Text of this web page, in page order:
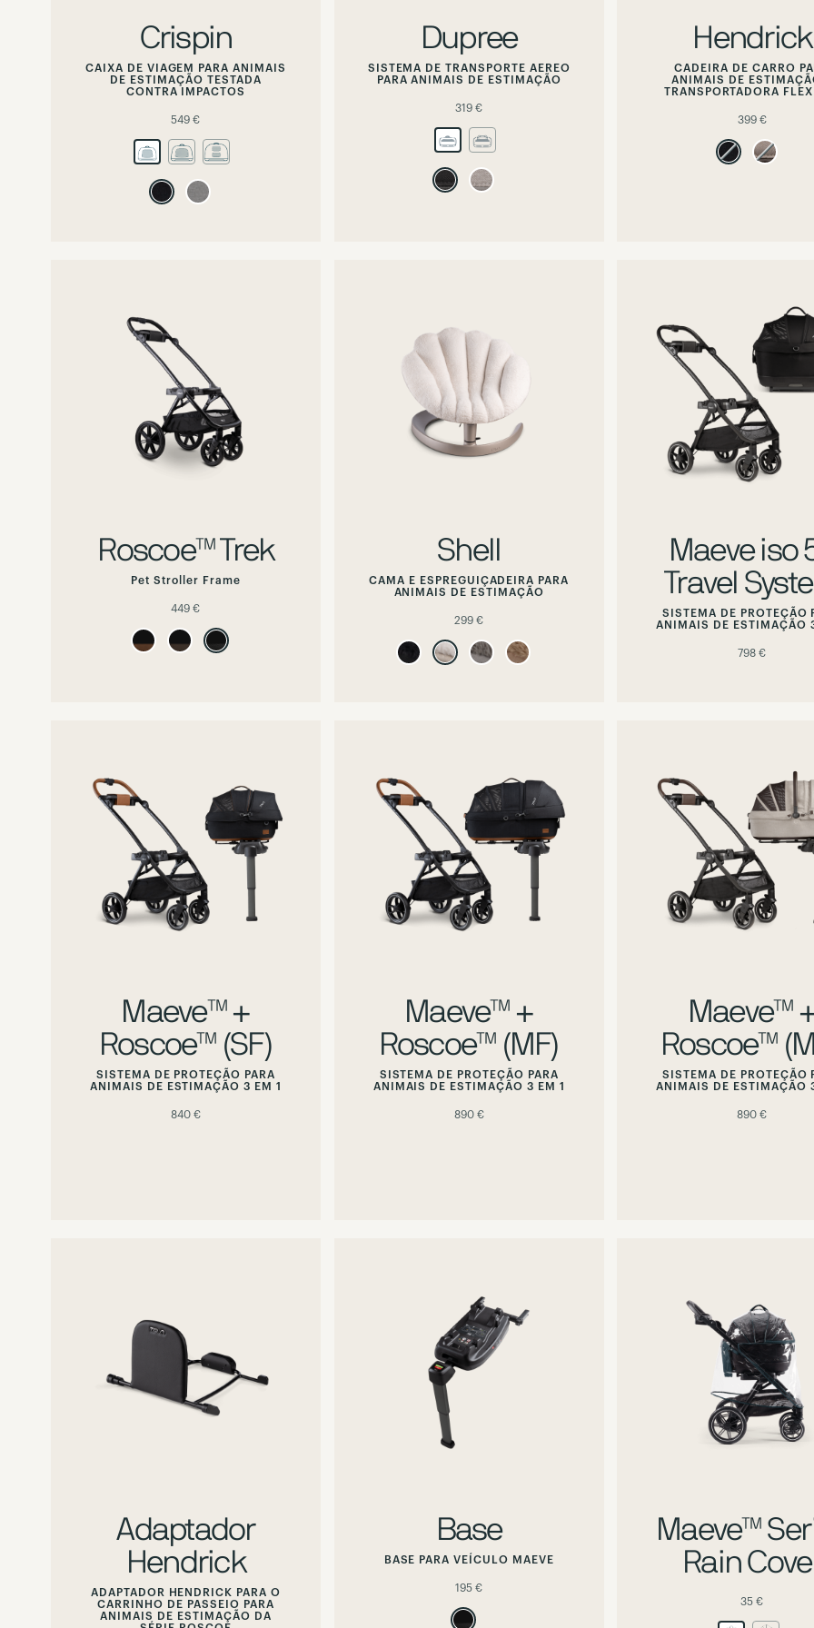
Crispin
CAIXA DE VIAGEM PARA ANIMAIS
DE ESTIMAÇÃO TESTADA
CONTRA IMPACTOS
549 €
Dupree
SISTEMA DE TRANSPORTE AEREO
PARA ANIMAIS DE ESTIMAÇÃO
319 €
Hendrick
CADEIRA DE CARRO
ANIMAIS DE
TRANSPORTADORA
399 €
non-
available
non-
preview
alternate
image
Roscoe™ Trek
Pet Stroller Frame
449 €
preview
alternate
image
Shell
CAMA E ESPREGUIÇADEIRA PARA
ANIMAIS DE ESTIMAÇÃO
299 €
focus
to
preview
alternate
image
Maeve iso
Travel
SISTEMA DE PROTEÇÃO
ANIMAIS DE ESTIMAÇÃO
798 €
preview
alternate
image
Maeve™ +
Roscoe™ (SF)
SISTEMA DE PROTEÇÃO PARA
ANIMAIS DE ESTIMAÇÃO 3 EM 1
840 €
focus
to
preview
alternate
image
Maeve™ +
Roscoe™ (MF)
SISTEMA DE PROTEÇÃO PARA
ANIMAIS DE ESTIMAÇÃO 3 EM 1
890 €
focus
to
preview
alternate
image
Maeve™
Roscoe™
SISTEMA DE PROTEÇÃO
ANIMAIS DE ESTIMAÇÃO
890 €
preview
alternate
image
Adaptador
Hendrick
ADAPTADOR HENDRICK PARA O
CARRINHO DE PASSEIO PARA
ANIMAIS DE ESTIMAÇÃO DA
focus
to
preview
alternate
image
Base
BASE PARA VEÍCULO MAEVE
195 €
focus
to
preview
alternate
image
Maeve™
Rain
35 €